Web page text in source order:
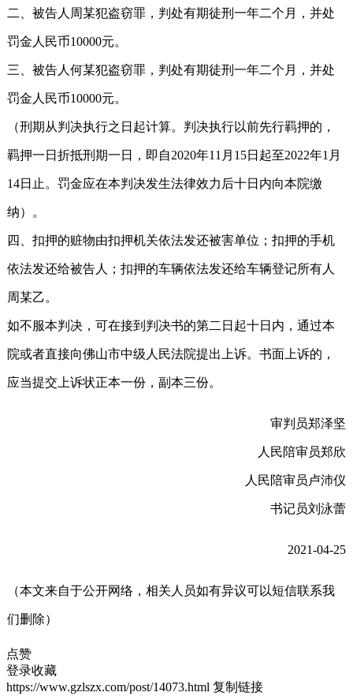
二、被告人周某犯盗窃罪，判处有期徒刑一年二个月，并处
罚金人民币10000元。
三、被告人何某犯盗窃罪，判处有期徒刑一年二个月，并处
罚金人民币10000元。
（刑期从判决执行之日起计算。判决执行以前先行羁押的，
羁押一日折抵刑期一日，即自2020年11月15日起至2022年1月
14日止。罚金应在本判决发生法律效力后十日内向本院缴
纳）。
四、扣押的赃物由扣押机关依法发还被害单位；扣押的手机
依法发还给被告人；扣押的车辆依法发还给车辆登记所有人
周某乙。
如不服本判决，可在接到判决书的第二日起十日内，通过本
院或者直接向佛山市中级人民法院提出上诉。书面上诉的，
应当提交上诉状正本一份，副本三份。
审判员郑泽坚
人民陪审员郑欣
人民陪审员卢沛仪
书记员刘泳蕾
2021-04-25
（本文来自于公开网络，相关人员如有异议可以短信联系我
们删除）
点赞
登录收藏
https://www.gzlszx.com/post/14073.html 复制链接